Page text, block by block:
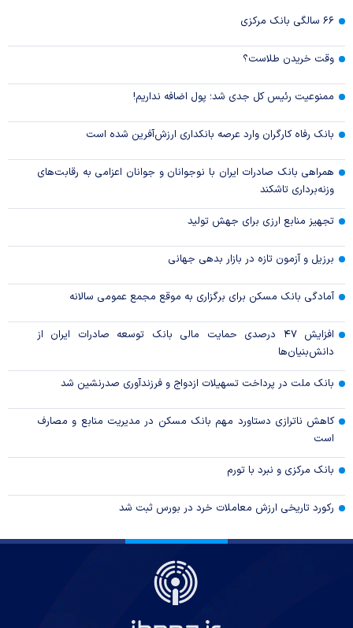
۶۶ سالگی بانک مرکزی
وقت خریدن طلاست؟
ممنوعیت رئیس کل جدی شد؛ پول اضافه نداریم!
بانک رفاه کارگران وارد عرصه بانکداری ارزش‌آفرین شده است
همراهی بانک صادرات ایران با نوجوانان و جوانان اعزامی به رقابت‌های
وزنه‌برداری تاشکند
تجهیز منابع ارزی برای جهش تولید
برزیل و آزمون تازه در بازار بدهی جهانی
آمادگی بانک مسکن برای برگزاری به موقع مجمع عمومی سالانه
افزایش ۴۷ درصدی حمایت مالی بانک توسعه صادرات ایران از
دانش‌بنیان‌ها
بانک ملت در پرداخت تسهیلات ازدواج و فرزندآوری صدرنشین شد
کاهش ناترازی دستاورد مهم بانک مسکن در مدیریت منابع و مصارف
است
بانک مرکزی و نبرد با تورم
رکورد تاریخی ارزش معاملات خرد در بورس ثبت شد